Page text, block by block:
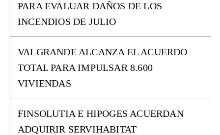
PARA EVALUAR DAÑOS DE LOS
INCENDIOS DE JULIO
VALGRANDE ALCANZA EL ACUERDO
TOTAL PARA IMPULSAR 8.600
VIVIENDAS
FINSOLUTIA E HIPOGES ACUERDAN
ADQUIRIR SERVIHABITAT